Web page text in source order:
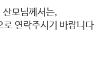
산모님께서는,
연락주시기 바랍니다